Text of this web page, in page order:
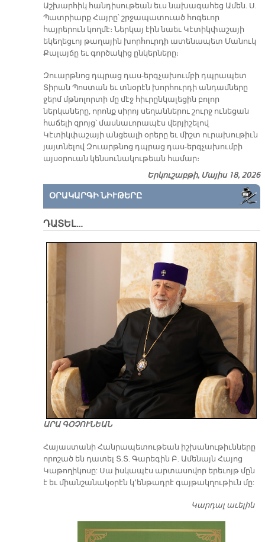
Աշխարհիկ հանդիսութեան եւս նախագահեց Ամեն. Ս.
Պատրիարք Հայրը՝ շրջապատուած հոգեւոր
հայրերուն կողմէ։ Ներկայ էին նաեւ Կէտիկփաշայի
եկեղեցւոյ թաղային խորհուրդի ատենապետ Մանուկ
Քալայճը եւ գործակից ընկերները։
Զուարթնոց դպրաց դաս-երգչախումբի դպրապետ
Տիրան Պոստան եւ տնօրէն խորհուրդի անդամները
ջերմ մթնոլորտի մը մէջ հիւրընկալեցին բոլոր
ներկաները, որոնք սիրոյ սեղաններու շուրջ ունեցան
հաճելի զրոյց՝ մասնաւորապէս վերյիշելով
Կէտիկփաշայի անցեալի օրերը եւ միշտ ուրախութիւն
յայտնելով Զուարթնոց դպրաց դաս-երգչախումբի
այսօրուան կենսունակութեան համար։
Երկուշաբթի, Մայիս 18, 2026
ՕՐԱԿԱՐԳԻ ՆԻՒԹԵՐԸ
ԴԱՏԵԼ…
ԱՐԱ ԳՕՉՈՒՆԵԱՆ
​Հայաստանի Հանրապետութեան իշխանութիւնները
որոշած են դատել Տ.Տ. Գարեգին Բ. Ամենայն Հայոց
Կաթողիկոսը: Սա իսկապէս արտասովոր երեւոյթ մըն
է եւ միանշանակօրէն կ՚ենթադրէ գայթակղութիւն մը:
Կարդալ աւելին